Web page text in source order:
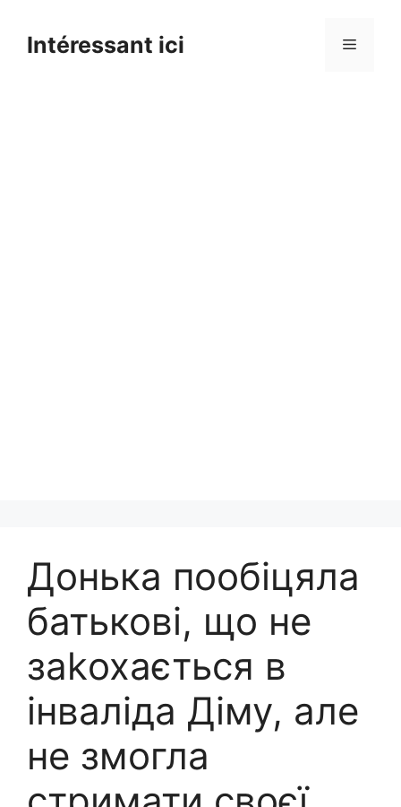
contentIntéressant ici Menu
Донька пообіцяла
батькові, що не
заkохається в
інваліда Діму, але
не змогла